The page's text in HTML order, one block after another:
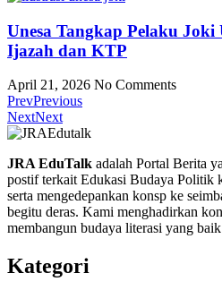
Unesa Tangkap Pelaku
Ijazah dan KTP
April 21, 2026 No Comments
PrevPrevious
NextNext
JRA EduTalk adalah Portal Berita
postif terkait Edukasi Budaya Politik
serta mengedepankan konsp ke
begitu deras. Kami menghadirkan
membangun budaya literasi yang
Kategori